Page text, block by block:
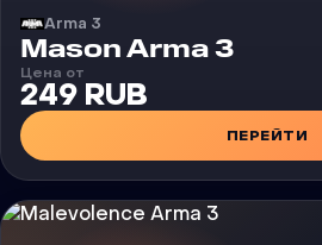
Arma 3
Чит
Mason Arma 3
Цена от
249 RUB
ПЕРЕЙТИ